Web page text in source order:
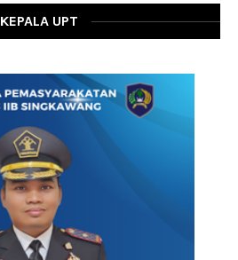
KEPALA UPT